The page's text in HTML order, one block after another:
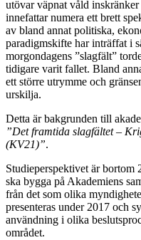
utövar väpnat våld
innefattar numera ett brett
av bland annat politiska,
paradigmskifte har inträffat i
morgondagens ”slagfält”
tidigare varit fallet. Bland
ett större utrymme och
urskilja.
Detta är bakgrunden till
”Det framtida slagfältet –
(KV21)”.
Studieperspektivet är bortom
ska bygga på Akademiens
från det som olika
presenteras under 2017 och
användning i olika
området.